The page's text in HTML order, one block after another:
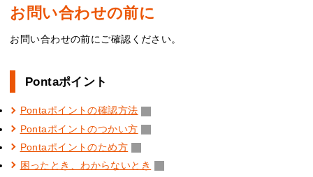
お問い合わせの前に
お問い合わせの前にご確認ください。
Pontaポイント
Pontaポイントの確認方法
Pontaポイントのつかい方
Pontaポイントのため方
困ったとき、わからないとき